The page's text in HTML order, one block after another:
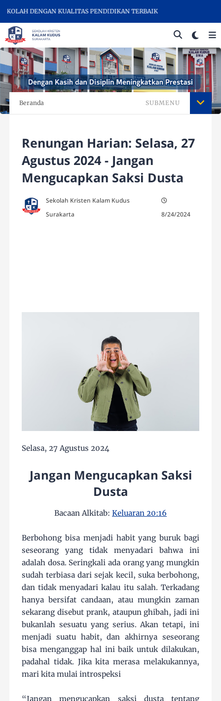
DENGAN KUALITAS PENDIDIKAN TERBAIK
Beranda SUBMENU
Renungan Harian: Selasa, 27
Agustus 2024 - Jangan
Mengucapkan Saksi Dusta
Sekolah Kristen Kalam Kudus
Surakarta
8/24/2024
Selasa, 27 Agustus 2024
Jangan Mengucapkan Saksi
Dusta
Bacaan Alkitab: Keluaran 20:16
Berbohong bisa menjadi habit yang buruk bagi
seseorang yang tidak menyadari bahwa ini
adalah dosa. Seringkali ada orang yang mungkin
sudah terbiasa dari sejak kecil, suka berbohong,
dan tidak menyadari kalau itu salah. Terkadang
hanya bersifat candaan, atau mungkin zaman
sekarang disebut prank, ataupun ghibah, jadi ini
bukanlah sesuatu yang serius. Akan tetapi, ini
menjadi suatu habit, dan akhirnya seseorang
bisa menganggap hal ini baik untuk dilakukan,
padahal tidak. Jika kita merasa melakukannya,
mari kita mulai introspeksi
“Jangan mengucapkan saksi dusta tentang